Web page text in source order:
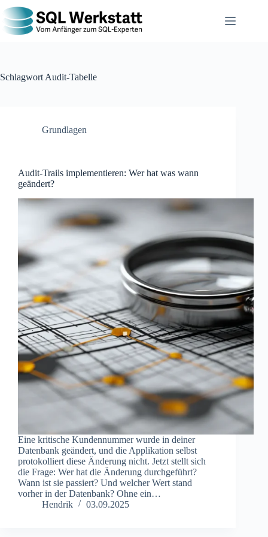
Schlagwort Audit-Tabelle
Grundlagen
Audit-Trails implementieren: Wer hat was wann
geändert?
Eine kritische Kundennummer wurde in deiner
Datenbank geändert, und die Applikation selbst
protokolliert diese Änderung nicht. Jetzt stellt sich
die Frage: Wer hat die Änderung durchgeführt?
Wann ist sie passiert? Und welcher Wert stand
vorher in der Datenbank? Ohne ein…
Hendrik
03.09.2025